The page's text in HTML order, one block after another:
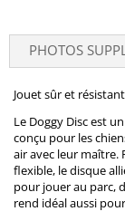
PHOTOS
Jouet sûr et
Le Doggy Disc est
conçu pour les
air avec leur
flexible, le disque
pour jouer au parc,
rend idéal aussi